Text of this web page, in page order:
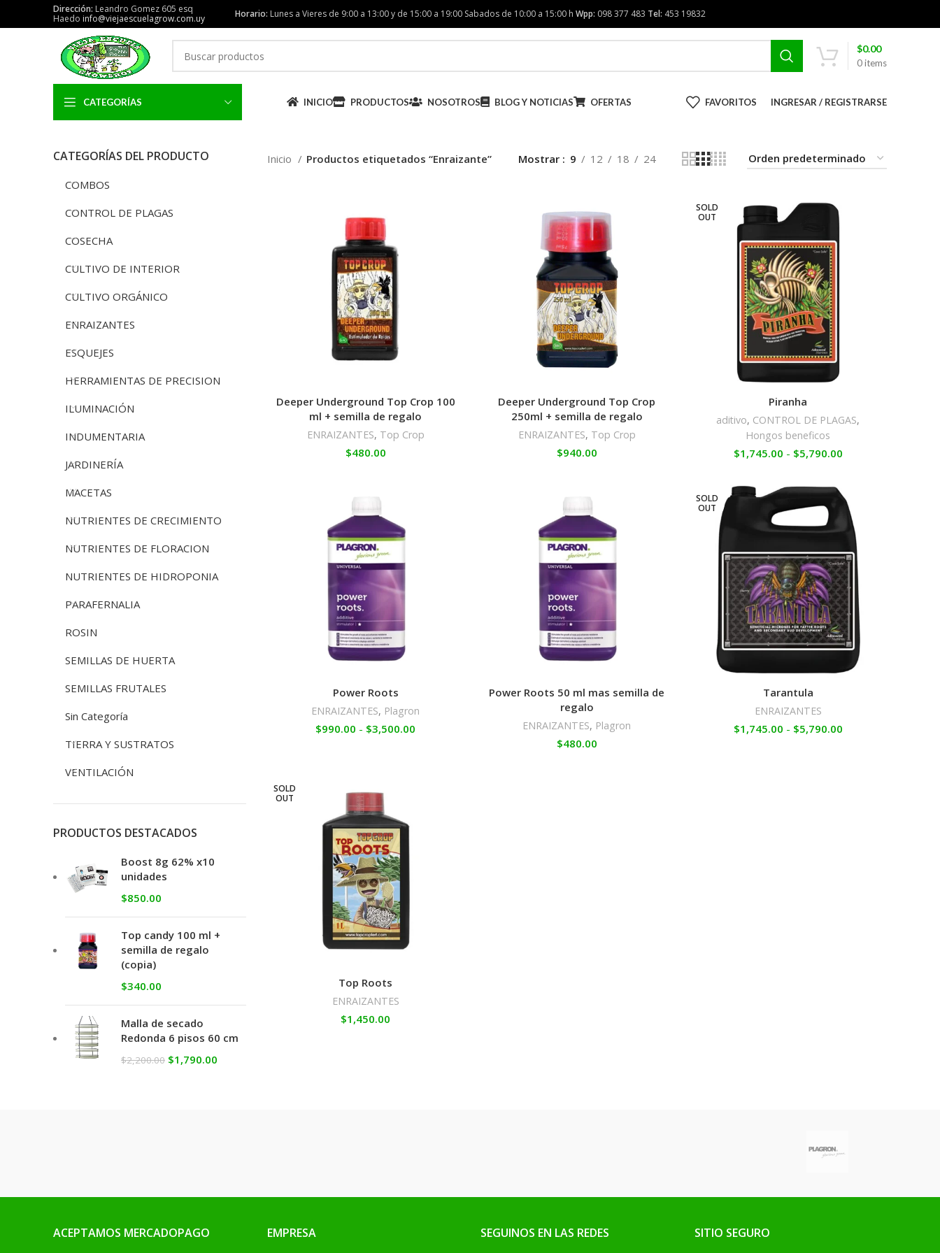
Dirección: Leandro Gomez 605 esq
Haedo info@viejaescuelagrow.com.uy Horario: Lunes a Vieres de 9:00 a 13:00 y de 15:00 a 19:00 Sabados de 10:00 a 15:00 h Wpp: 098 377 483 Tel: 453 19832
0items
$0.00
CATEGORÍAS INICIO PRODUCTOS NOSOTROS BLOG Y NOTICIAS OFERTAS FAVORITOS INGRESAR / REGISTRARSE
CATEGORÍAS DEL PRODUCTO
COMBOS
CONTROL DE PLAGAS
COSECHA
CULTIVO DE INTERIOR
CULTIVO ORGÁNICO
ENRAIZANTES
ESQUEJES
HERRAMIENTAS DE PRECISION
ILUMINACIÓN
INDUMENTARIA
JARDINERÍA
MACETAS
NUTRIENTES DE CRECIMIENTO
NUTRIENTES DE FLORACION
NUTRIENTES DE HIDROPONIA
PARAFERNALIA
ROSIN
SEMILLAS DE HUERTA
SEMILLAS FRUTALES
Sin Categoría
TIERRA Y SUSTRATOS
VENTILACIÓN
PRODUCTOS DESTACADOS
Boost 8g 62% x10
unidades
$850.00
Top candy 100 ml +
semilla de regalo
(copia)
$340.00
Malla de secado
Redonda 6 pisos 60 cm
$2,200.00 $1,790.00
Inicio Productos etiquetados “Enraizante” Mostrar 9 12 18 24
Deeper Underground Top Crop 100
ml + semilla de regalo
ENRAIZANTES, Top Crop
$480.00
Deeper Underground Top Crop
250ml + semilla de regalo
ENRAIZANTES, Top Crop
$940.00
SOLD
OUT
Piranha
aditivo, CONTROL DE PLAGAS,
Hongos beneficos
$1,745.00 - $5,790.00
Power Roots
ENRAIZANTES, Plagron
$990.00 - $3,500.00
Power Roots 50 ml mas semilla de
regalo
ENRAIZANTES, Plagron
$480.00
SOLD
OUT
Tarantula
ENRAIZANTES
$1,745.00 - $5,790.00
SOLD
OUT
Top Roots
ENRAIZANTES
$1,450.00
ACEPTAMOS MERCADOPAGO EMPRESA SEGUINOS EN LAS REDES SITIO SEGURO